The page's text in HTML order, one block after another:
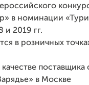
в номинации
и 2019 гг.
в розничных
поставщика
в Москве